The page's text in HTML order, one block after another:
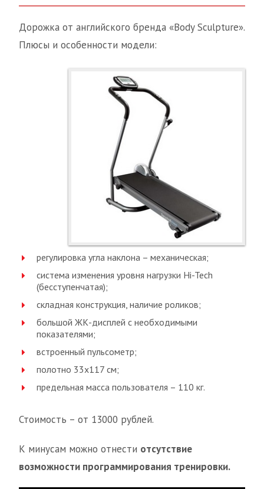
Дорожка от английского бренда «Body Sculpture».
Плюсы и особенности модели:
регулировка угла наклона – механическая;
система изменения уровня нагрузки Hi-Tech
(бесступенчатая);
складная конструкция, наличие роликов;
большой ЖК-дисплей с необходимыми
показателями;
встроенный пульсометр;
полотно 33х117 см;
предельная масса пользователя – 110 кг.
Стоимость – от 13000 рублей.
К минусам можно отнести отсутствие
возможности программирования тренировки.